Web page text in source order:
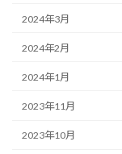
2024年3月
2024年2月
2024年1月
2023年11月
2023年10月